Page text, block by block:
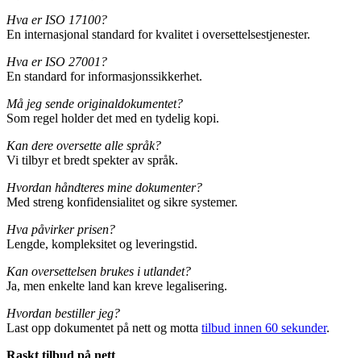
Hva er ISO 17100?
En internasjonal standard for kvalitet i oversettelsestjenester.
Hva er ISO 27001?
En standard for informasjonssikkerhet.
Må jeg sende originaldokumentet?
Som regel holder det med en tydelig kopi.
Kan dere oversette alle språk?
Vi tilbyr et bredt spekter av språk.
Hvordan håndteres mine dokumenter?
Med streng konfidensialitet og sikre systemer.
Hva påvirker prisen?
Lengde, kompleksitet og leveringstid.
Kan oversettelsen brukes i utlandet?
Ja, men enkelte land kan kreve legalisering.
Hvordan bestiller jeg?
Last opp dokumentet på nett og motta tilbud innen 60 sekunder.
Raskt tilbud på nett